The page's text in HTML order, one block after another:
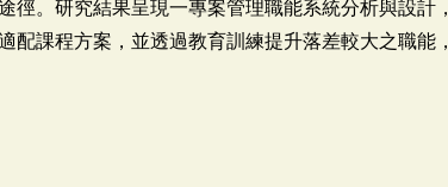
。研究結果呈現一專案管理職能系統分析與設計，
課程方案，並透過教育訓練提升落差較大之職能，